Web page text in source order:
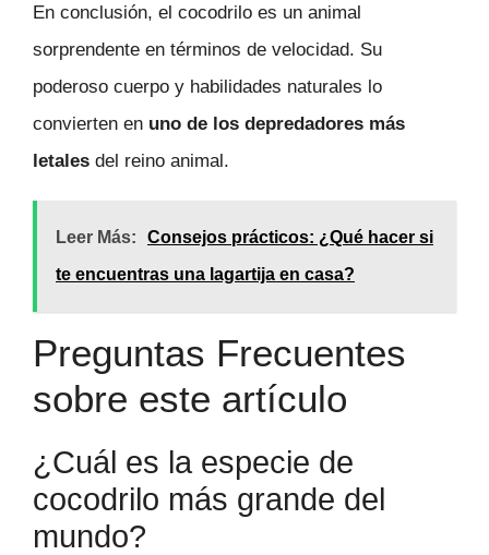
En conclusión, el cocodrilo es un animal
sorprendente en términos de velocidad. Su
poderoso cuerpo y habilidades naturales lo
convierten en uno de los depredadores más
letales del reino animal.
Leer Más:
Consejos prácticos: ¿Qué hacer si
te encuentras una lagartija en casa?
Preguntas Frecuentes
sobre este artículo
¿Cuál es la especie de
cocodrilo más grande del
mundo?